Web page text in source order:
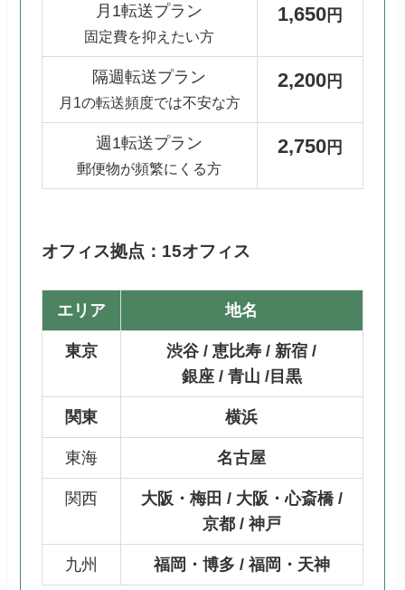
月1転送プラン
固定費を抑えたい方
1,650円
隔週転送プラン
月1の転送頻度では不安な方
2,200円
週1転送プラン
郵便物が頻繁にくる方
2,750円
オフィス拠点：15オフィス
エリア 地名
東京
渋谷 / 恵比寿 / 新宿 /
銀座 / 青山 /目黒
関東 横浜
東海 名古屋
関西
大阪・梅田 / 大阪・心斎橋 /
京都 / 神戸
九州 福岡・博多 / 福岡・天神